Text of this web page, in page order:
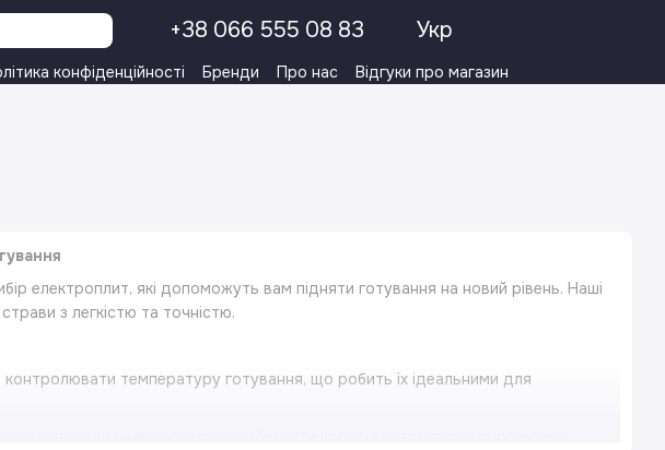
+38 066 555 08 83 Укр
конфіденційності Бренди Про нас Відгуки про магазин
електроплит, які допоможуть вам підняти готування на новий рівень. Наші
з легкістю та точністю.
температуру готування, що робить їх ідеальними для